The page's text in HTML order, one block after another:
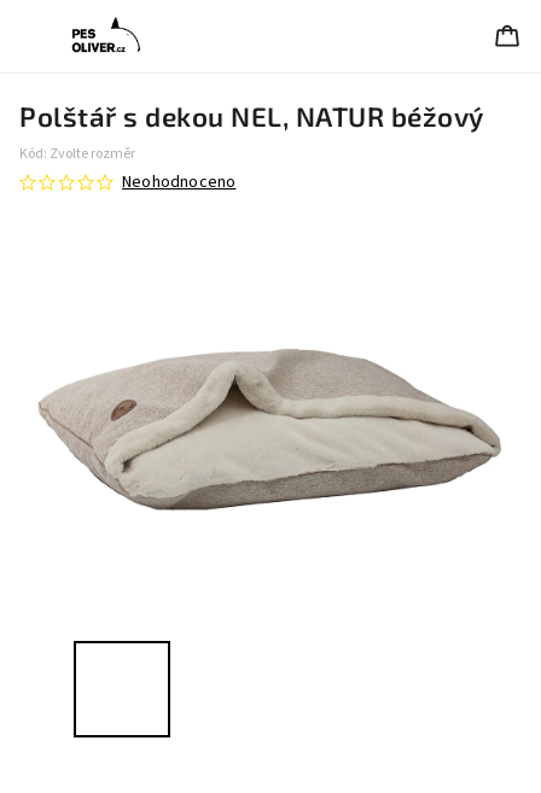
Polštář s dekou NEL, NATUR béžový
Kód: Zvolte rozměr
Neohodnoceno